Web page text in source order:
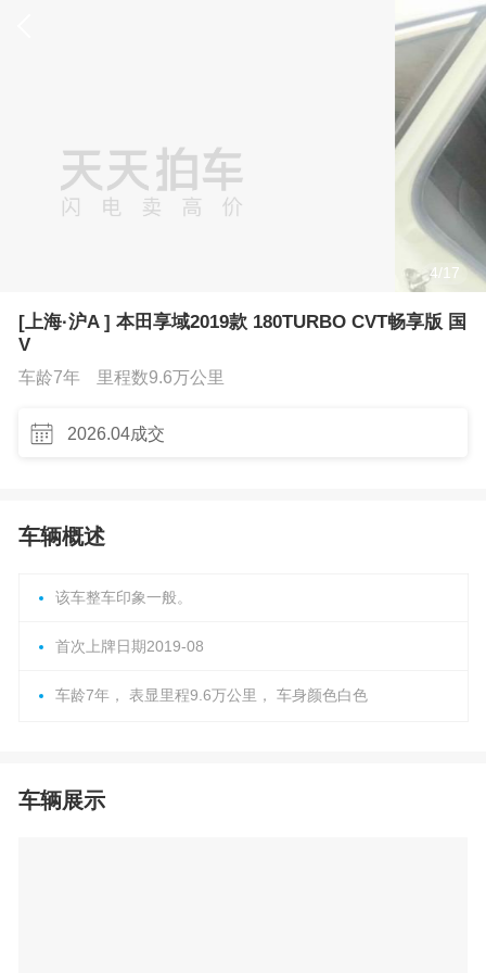
4/17
[上海·沪A ] 本田享域2019款 180TURBO CVT畅享版 国
V
车龄7年 里程数9.6万公里
2026.04成交
车辆概述
该车整车印象一般。
首次上牌日期2019-08
车龄7年， 表显里程9.6万公里， 车身颜色白色
车辆展示